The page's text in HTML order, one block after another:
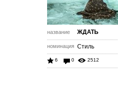
название ЖДАТЬ
номинация Стиль
6 0 2512